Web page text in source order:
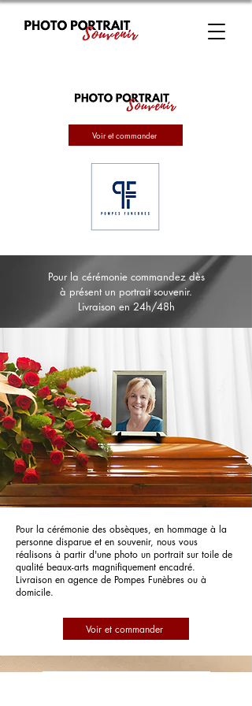
Voir et commander
Pour la cérémonie commandez dès
à présent un portrait souvenir.
Livraison en 24h/48h
Pour la cérémonie des obsèques, en hommage à la
personne disparue et en souvenir, nous vous
réalisons à partir d'une photo un portrait sur toile de
qualité beaux-arts magnifiquement encadré.
Livraison en agence de Pompes Funèbres ou à
domicile.
Voir et commander